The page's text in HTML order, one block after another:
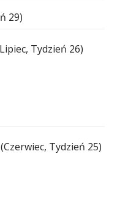
29)
Tydzień 26)
Tydzień 25)